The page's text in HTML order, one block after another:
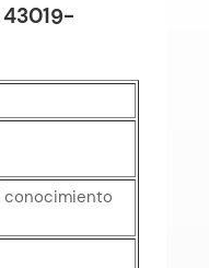
conocimiento